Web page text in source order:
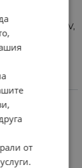
UHD 4K
UHD,49LH615V,
от